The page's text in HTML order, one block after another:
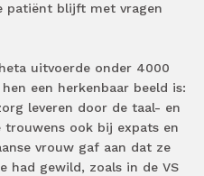
patiënt blijft met vragen
uitvoerde onder 4000
een herkenbaar beeld is:
leveren door de taal- en
trouwens ook bij expats en
vrouw gaf aan dat ze
had gewild, zoals in de VS